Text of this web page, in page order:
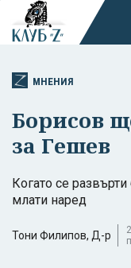
МНЕНИЯ
Борисов
за Гешев
Когато се
млати наред
Тони Филипов, Д-р